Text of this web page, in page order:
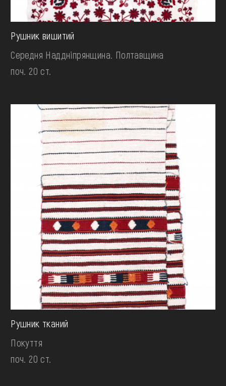
Рушник вишитий
Середня Наддніпрянщина. Полтавщина
поч. 20 ст.
Рушник тканий
Покуття
поч. 20 ст.